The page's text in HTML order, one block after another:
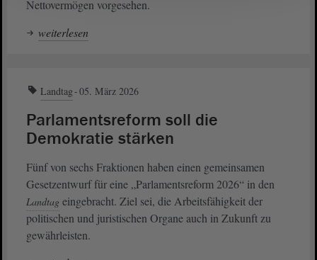
Nettovermögen vorgesehen.
weiterlesen
Landtag 05. März 2026
Parlamentsreform soll die
Demokratie stärken
Fünf von sechs Fraktionen haben einen gemeinsamen
Gesetzentwurf für eine „Parlamentsreform 2026“ in den
Landtag eingebracht. Ziel sei, die Arbeitsfähigkeit der
politischen und juristischen Organe auch in Zukunft zu
gewährleisten.